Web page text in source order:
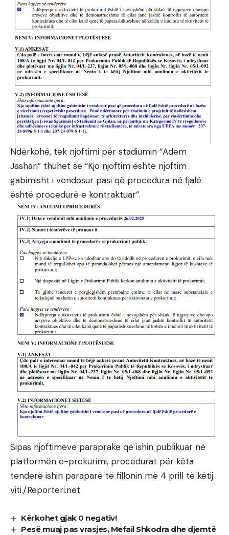
Ndërkohë, tek njoftimi për stadiumin “Adem
Jashari” thuhet se “Kjo njoftim është njoftim
gabimisht i vendosur pasi që procedura në fjalë
është procedurë e kontraktuar”.
Sipas njoftimeve paraprake që ishin publikuar në
platformën e-prokurimi, procedurat për këta
tenderë ishin paraparë të fillonin më 4 prill të këtij
viti./Reporteri.net
Kërkohet gjak 0 negativ!
Pesë muaj pas vrasjes, Mefail Shkodra dhe djemtë